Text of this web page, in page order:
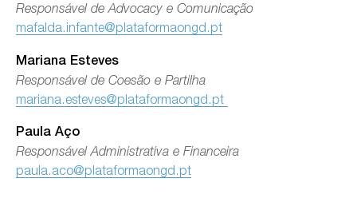
Responsável de Advocacy e Comunicação
mafalda.infante@plataformaongd.pt
Mariana Esteves
Responsável de Coesão e Partilha
mariana.esteves@plataformaongd.pt
Paula Aço
Responsável Administrativa e Financeira
paula.aco@plataformaongd.pt